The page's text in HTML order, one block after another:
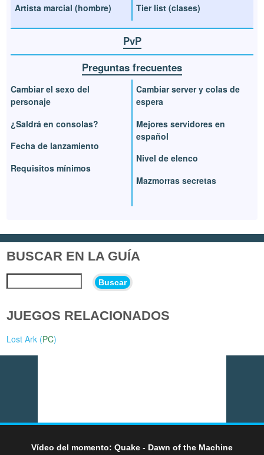
Artista marcial (hombre)
Tier list (clases)
PvP
Preguntas frecuentes
Cambiar el sexo del
personaje
¿Saldrá en consolas?
Fecha de lanzamiento
Requisitos mínimos
Cambiar server y colas de
espera
Mejores servidores en
español
Nivel de elenco
Mazmorras secretas
BUSCAR EN LA GUÍA
Buscar
JUEGOS RELACIONADOS
Lost Ark (PC)
Vídeo del momento: Quake - Dawn of the Machine